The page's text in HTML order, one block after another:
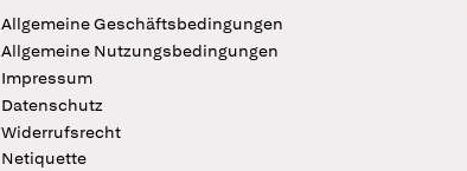
Allgemeine Geschäftsbedingungen
Allgemeine Nutzungsbedingungen
Impressum
Datenschutz
Widerrufsrecht
Netiquette